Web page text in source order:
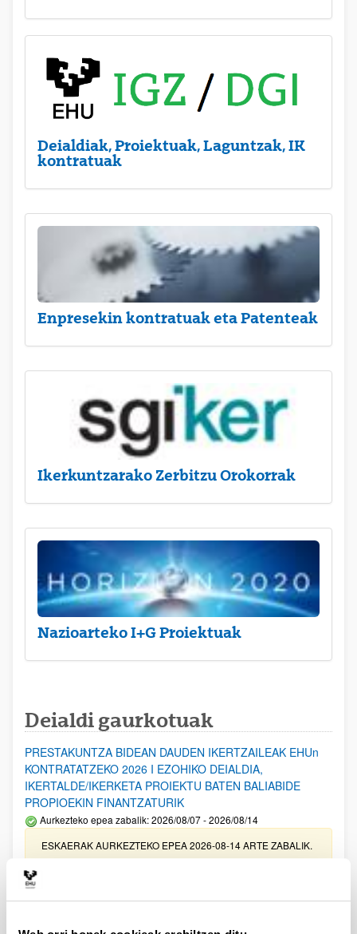
Deialdiak, Proiektuak, Laguntzak, IK
kontratuak
Enpresekin kontratuak eta Patenteak
Ikerkuntzarako Zerbitzu Orokorrak
Nazioarteko I+G Proiektuak
Deialdi gaurkotuak
PRESTAKUNTZA BIDEAN DAUDEN IKERTZAILEAK EHUn
KONTRATATZEKO 2026 I EZOHIKO DEIALDIA,
IKERTALDE/IKERKETA PROIEKTU BATEN BALIABIDE
PROPIOEKIN FINANTZATURIK
Aurkezteko epea zabalik: 2026/08/07 - 2026/08/14
ESKAERAK AURKEZTEKO EPEA 2026-08-14 ARTE ZABALIK.
UPV/EHUn Azpiegitura Zientifikoa eta Funts Bibliografikoak
erosi eta berritzeko laguntzak 2026